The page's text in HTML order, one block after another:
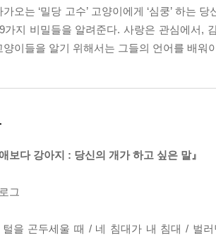
가오는 ‘밀당 고수’ 고양이에게 ‘심쿵’ 하는
가지 비밀들을 알려준다. 사랑은 관심에서,
양이들을 알기 위해서는 그들의 언어를 배워
애보다 강아지 : 당신의 개가 하고 싶은 말』
그
털을 곤두세울 때 / 네 침대가 내 침대 / 벌